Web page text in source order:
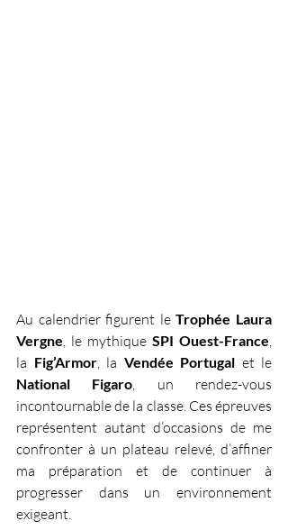
Au calendrier figurent le Trophée Laura
Vergne , le mythique SPI Ouest-France
la Fig’Armor, la Vendée Portugal
National Figaro , un rendez-vous
incontournable de la classe. Ces épreuves
représentent autant d’occasions de me
confronter à un plateau relevé, d’affiner
ma préparation et de continuer à
progresser dans un environnement
exigeant.